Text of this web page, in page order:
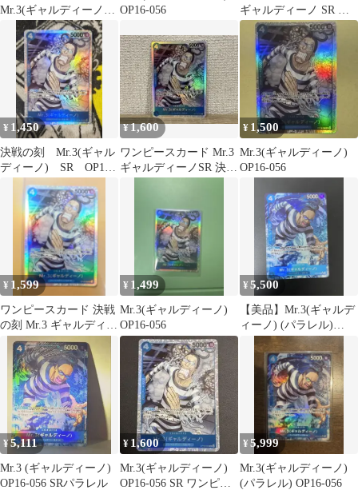
Mr.3(ギャルディーノ)
OP16-056
ギャルディーノ SR 決
戦の刻【匿名配送】
¥ 1,450
決戦の刻 Mr.3(ギャル
ディーノ) SR OP16-
¥1,600
ワンピースカード Mr.3
ギャルディーノSR 決戦
¥ 1,500
Mr.3(ギャルディーノ)
OP16-056
¥ 1,599
ワンピースカード 決戦
の刻 Mr.3 ギャルディー
ノ SR
¥ 1,499
Mr.3(ギャルディーノ)
OP16-056
¥5,500
【美品】Mr.3(ギャルデ
ィーノ) (パラレル)
OP16-056
¥5,111
Mr.3 (ギャルディーノ)
OP16-056 SRパラレル
¥ 1,600
Mr.3(ギャルディーノ)
OP16-056 SR ワンピー
¥5,999
Mr.3(ギャルディーノ)
(パラレル) OP16-056